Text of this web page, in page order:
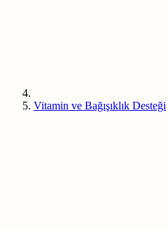
Vitamin ve Bağışıklık Desteği